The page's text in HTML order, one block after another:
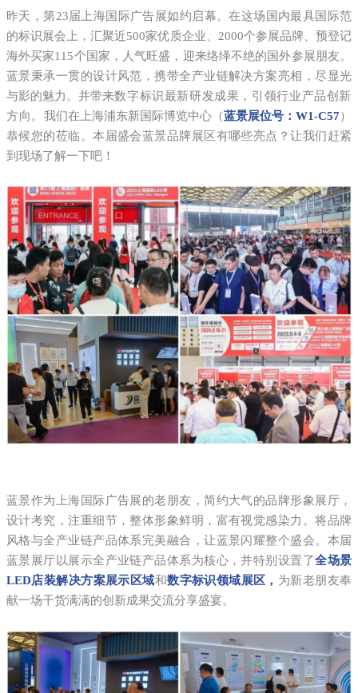
昨天，第23届上海国际广告展如约启幕。在这场国内最具国际范
的标识展会上，汇聚近500家优质企业、2000个参展品牌、预登记
海外买家115个国家，人气旺盛，迎来络绎不绝的国外参展朋友。
蓝景秉承一贯的设计风范，携带全产业链解决方案亮相，尽显光
与影的魅力。并带来数字标识最新研发成果，引领行业产品创新
方向。 我们在上海浦东新国际博览中心（蓝景展位号：W1-C57）
恭候您的莅临。本届盛会蓝景品牌展区有哪些亮点？让我们赶紧
到现场了解一下吧！
蓝景作为上海国际广告展的老朋友，简约大气的品牌形象展厅，
设计考究，注重细节，整体形象鲜明，富有视觉感染力。将品牌
风格与全产业链产品体系完美融合，让蓝景闪耀整个盛会。本届
蓝景展厅以展示全产业链产品体系为核心，并特别设置了全场景
LED店装解决方案展示区域和数字标识领域展区， 为新老朋友奉
献一场干货满满的创新成果交流分享盛宴。